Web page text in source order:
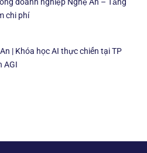
chi phí
| Khóa học AI thực chiến tại TP
AGI